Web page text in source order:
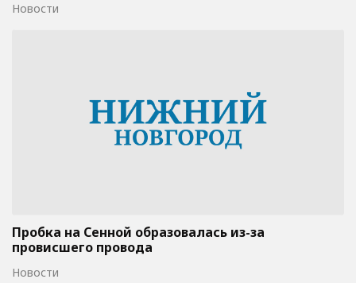
Новости
Пробка на Сенной образовалась из-за
провисшего провода
Новости